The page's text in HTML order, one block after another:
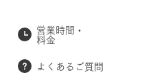
営業時間・
料金
よくあるご質問